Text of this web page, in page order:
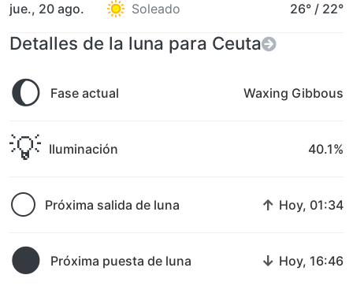
jue., 20 ago. Soleado 26° / 22°
Detalles de la luna para Ceuta
🌔 Fase actual Waxing Gibbous
💡 Iluminación 40.1%
🌕 Próxima salida de luna ↑ Hoy, 01:34
🌑 Próxima puesta de luna ↓ Hoy, 16:46